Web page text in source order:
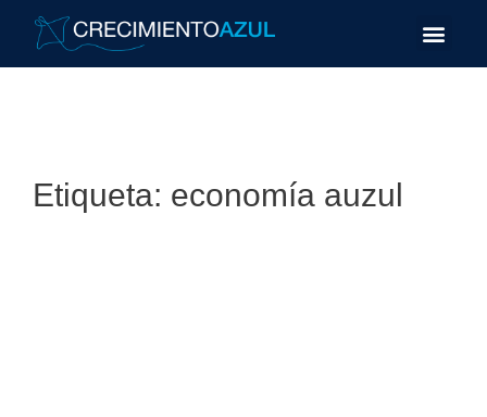
Etiqueta: economía auzul